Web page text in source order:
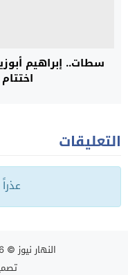
سطات.. إبراهيم
اختتام
التعليقات
النهار نيوز © 2026 جميع الحقوق محفوظة.